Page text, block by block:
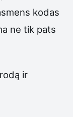
kodas
ne tik pats
ir